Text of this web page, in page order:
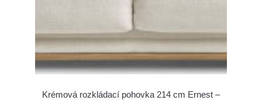
Krémová rozkládací pohovka 214 cm Ernest –